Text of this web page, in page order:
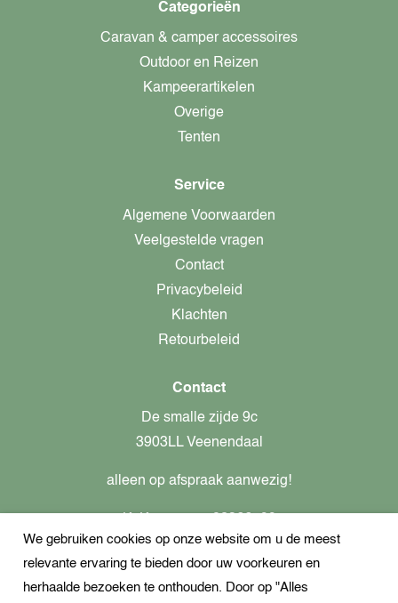
Categorieën
Caravan & camper accessoires
Outdoor en Reizen
Kampeerartikelen
Overige
Tenten
Service
Algemene Voorwaarden
Veelgestelde vragen
Contact
Privacybeleid
Klachten
Retourbeleid
Contact
De smalle zijde 9c
3903LL Veenendaal
alleen op afspraak aanwezig!
Btw-nummer: nl862437301B01
+31621944547
We gebruiken cookies op onze website om u de meest
relevante ervaring te bieden door uw voorkeuren en
herhaalde bezoeken te onthouden. Door op "Alles